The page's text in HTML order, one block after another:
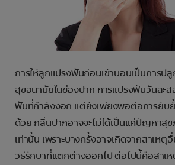
การให้ลูกแปรงฟันก่อนเข้านอนเป็นการป
สุขอนามัยในช่องปาก การแปรงฟันวันละ
ฟันที่กำลังงอก แต่ยังเพียงพอต่อการยับยั้
ด้วย กลิ่นปากอาจจะไม่ได้เป็นแค่ปัญหาสุ
เท่านั้น เพราะบางครั้งอาจเกิดจากสาเห
วิธีรักษาที่แตกต่างออกไป ต่อไปนี้คือสาเ